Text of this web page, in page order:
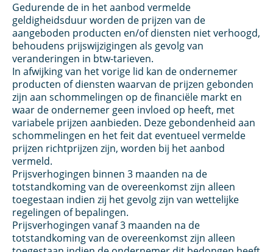
Gedurende de in het aanbod vermelde
geldigheidsduur worden de prijzen van de
aangeboden producten en/of diensten niet verhoogd,
behoudens prijswijzigingen als gevolg van
veranderingen in btw-tarieven.
In afwijking van het vorige lid kan de ondernemer
producten of diensten waarvan de prijzen gebonden
zijn aan schommelingen op de financiële markt en
waar de ondernemer geen invloed op heeft, met
variabele prijzen aanbieden. Deze gebondenheid aan
schommelingen en het feit dat eventueel vermelde
prijzen richtprijzen zijn, worden bij het aanbod
vermeld.
Prijsverhogingen binnen 3 maanden na de
totstandkoming van de overeenkomst zijn alleen
toegestaan indien zij het gevolg zijn van wettelijke
regelingen of bepalingen.
Prijsverhogingen vanaf 3 maanden na de
totstandkoming van de overeenkomst zijn alleen